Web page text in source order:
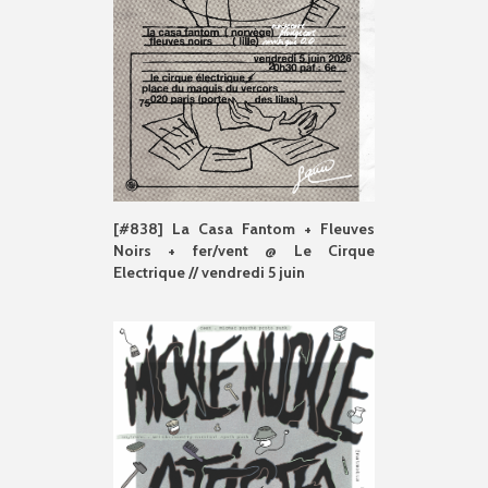
[#838] La Casa Fantom + Fleuves
Noirs + fer/vent @ Le Cirque
Electrique // vendredi 5 juin